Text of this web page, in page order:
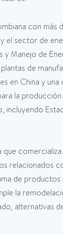
con
el sector de
y Manejo de
de
en China y
la
relacionados
de
la
alternativas